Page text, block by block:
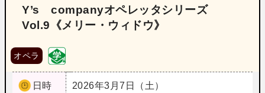
Y’s companyオペレッタシリーズ
Vol.9《メリー・ウィドウ》
オペラ
日時
2026年3月7日（土）